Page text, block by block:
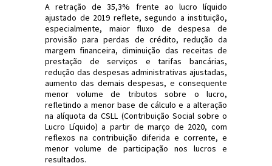
A retração de 35,3% frente ao lucro líquido
ajustado de 2019 reflete, segundo a instituição,
especialmente, maior fluxo de despesa de
provisão para perdas de crédito, redução da
margem financeira, diminuição das receitas de
prestação de serviços e tarifas bancárias,
redução das despesas administrativas ajustadas,
aumento das demais despesas, e consequente
menor volume de tributos sobre o lucro,
refletindo a menor base de cálculo e a alteração
na alíquota da CSLL (Contribuição Social sobre o
Lucro Líquido) a partir de março de 2020, com
reflexos na contribuição diferida e corrente, e
menor volume de participação nos lucros e
resultados.